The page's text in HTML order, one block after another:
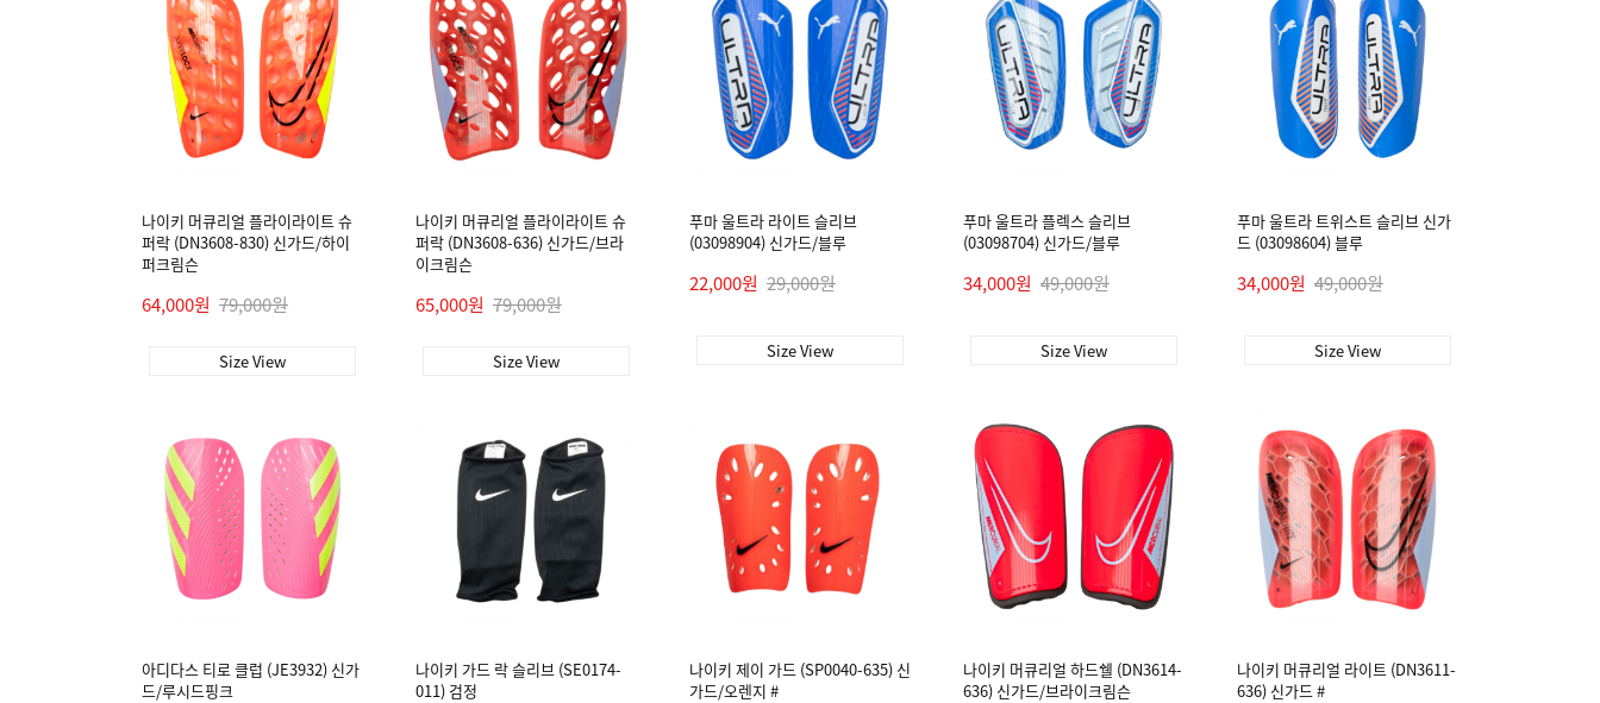
나이키 머큐리얼 플라이라이트 슈
퍼락 (DN3608-830) 신가드/하이
퍼크림슨
64,000원 79,000원
Size View
나이키 머큐리얼 플라이라이트 슈
퍼락 (DN3608-636) 신가드/브라
이크림슨
65,000원 79,000원
Size View
푸마 울트라 라이트 슬리브
(03098904) 신가드/블루
22,000원 29,000원
Size View
푸마 울트라 플렉스 슬리브
(03098704) 신가드/블루
34,000원 49,000원
Size View
푸마 울트라 트위스트 슬리브 신가
드 (03098604) 블루
34,000원 49,000원
Size View
아디다스 티로 클럽 (JE3932) 신가
드/루시드핑크
나이키 가드 락 슬리브 (SE0174-
011) 검정
나이키 제이 가드 (SP0040-635) 신
가드/오렌지 #
나이키 머큐리얼 하드쉘 (DN3614-
636) 신가드/브라이크림슨
나이키 머큐리얼 라이트 (DN3611-
636) 신가드 #